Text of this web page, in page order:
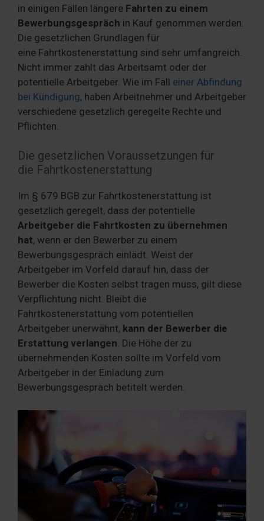
in einigen Fällen längere Fahrten zu einem
Bewerbungsgespräch in Kauf genommen werden.
Die gesetzlichen Grundlagen für
eine Fahrtkostenerstattung sind sehr umfangreich.
Nicht immer zahlt das Arbeitsamt oder der
potentielle Arbeitgeber. Wie im Fall einer Abfindung
bei Kündigung, haben Arbeitnehmer und Arbeitgeber
verschiedene gesetzlich geregelte Rechte und
Pflichten.
Die gesetzlichen Voraussetzungen für
die Fahrtkostenerstattung
Im § 679 BGB zur Fahrtkostenerstattung ist
gesetzlich geregelt, dass der potentielle
Arbeitgeber die Fahrtkosten zu übernehmen
hat, wenn er den Bewerber zu einem
Bewerbungsgespräch einlädt. Weist der
Arbeitgeber im Vorfeld darauf hin, dass der
Bewerber die Kosten selbst tragen muss, gilt diese
Verpflichtung nicht. Bleibt die
Fahrtkostenerstattung vom potentiellen
Arbeitgeber unerwähnt, kann der Bewerber die
Erstattung verlangen. Die Höhe der zu
übernehmenden Kosten sollte im Vorfeld vom
Arbeitgeber in der Einladung zum
Bewerbungsgespräch betitelt werden.